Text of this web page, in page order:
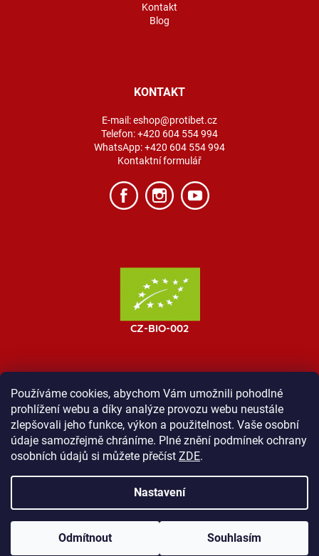
Používáme cookies, abychom Vám umožnili pohodlné
prohlížení webu a díky analýze provozu webu neustále
zlepšovali jeho funkce, výkon a použitelnost. Vaše osobní
údaje samozřejmě chráníme. Plné znění podmínek ochrany
osobních údajů si můžete přečíst ZDE.
Nastavení
Odmítnout Souhlasím
Kontakt
Blog
KONTAKT
E-mail:eshop@protibet.cz
Telefon:+420 604 554 994
WhatsApp:+420 604 554 994
Kontaktní formulář
MOST ProTibet Vše o nákupu
Obchodní podmínky
Zásady ochrany osobních údajů
Kontakt
Vytvořil Shoptet
Copyright 2026Shop ProTibet . Všechna práva vyhrazena.